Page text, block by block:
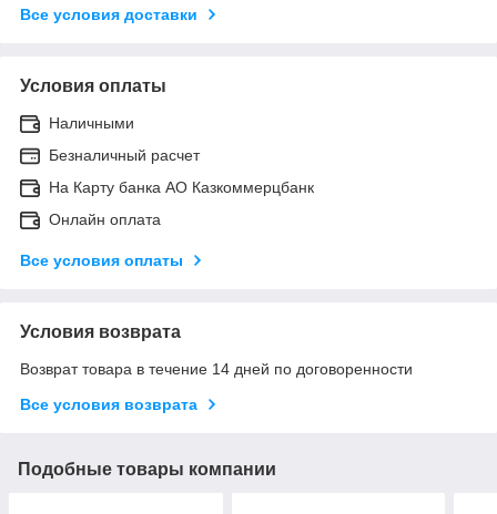
Все условия доставки
Условия оплаты
Наличными
Безналичный расчет
На Карту банка АО Казкоммерцбанк
Онлайн оплата
Все условия оплаты
Условия возврата
Возврат товара в течение 14 дней по договоренности
Все условия возврата
Подобные товары компании